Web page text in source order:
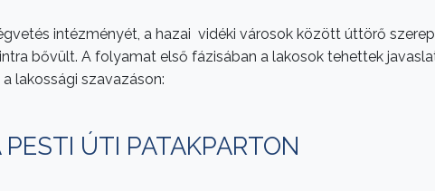
intézményét, a hazai vidéki városok között úttörő
bővült. A folyamat első fázisában a lakosok tehettek
lakossági szavazáson:
ÚTI PATAKPARTON